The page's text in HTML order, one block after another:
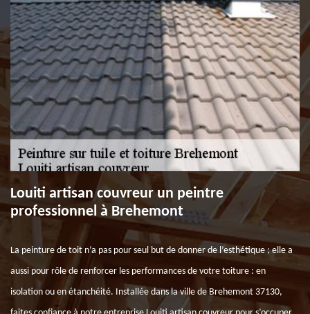
Louiti artisan couvreur un peintre
professionnel à Brehemont
La peinture de toit n’a pas pour seul but de donner de l’esthétique ; elle a
aussi pour rôle de renforcer les performances de votre toiture : en
isolation ou en étanchéité. Installée dans la ville de Brehemont 37130,